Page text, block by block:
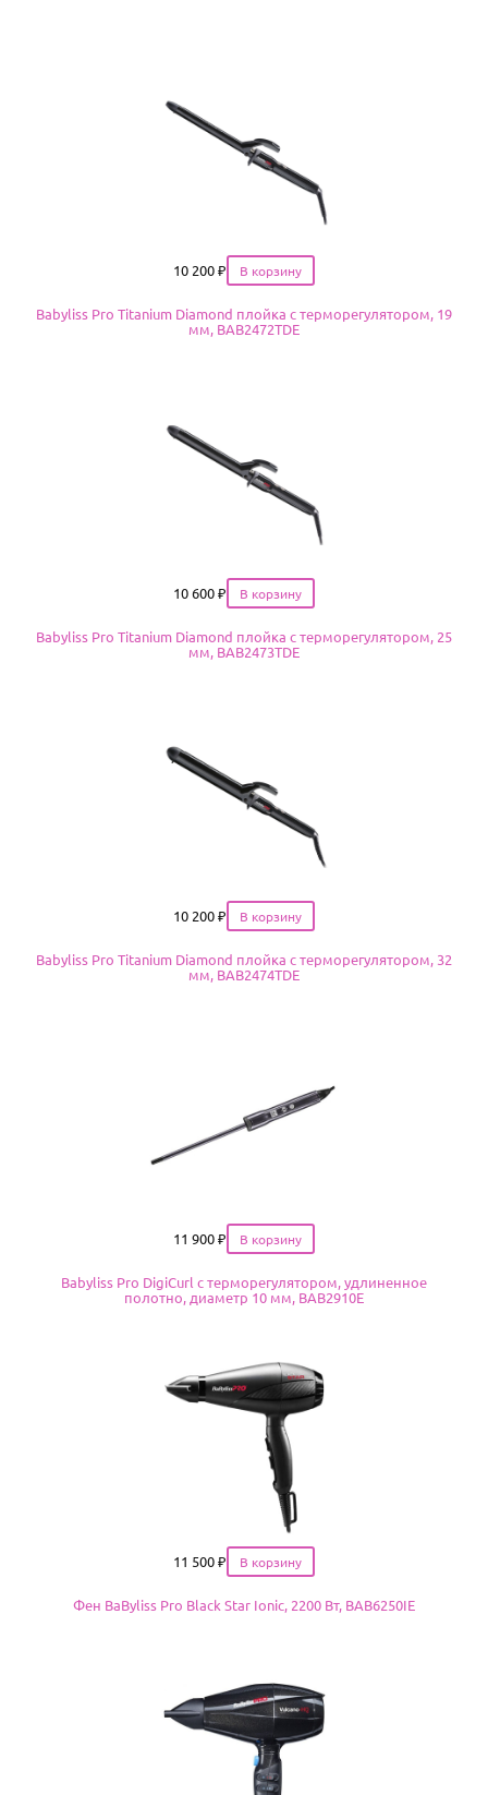
Цена
10 200₽
Babyliss Pro Titanium Diamond плойка с терморегулятором, 19
мм, BAB2472TDE
Цена
10 600₽
Babyliss Pro Titanium Diamond плойка с терморегулятором, 25
мм, BAB2473TDE
Цена
10 200₽
Babyliss Pro Titanium Diamond плойка с терморегулятором, 32
мм, BAB2474TDE
Цена
11 900₽
Babyliss Pro DigiCurl с терморегулятором, удлиненное
полотно, диаметр 10 мм, BAB2910E
Цена
11 500₽
Фен BaByliss Pro Black Star Ionic, 2200 Вт, BAB6250IE